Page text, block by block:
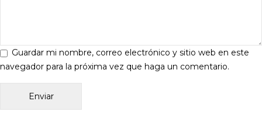
Guardar mi nombre, correo electrónico y sitio web en este
navegador para la próxima vez que haga un comentario.